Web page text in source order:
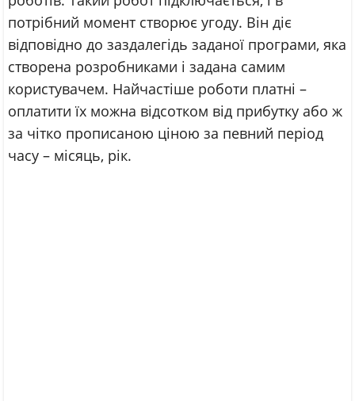
потрібний момент створює угоду. Він діє
відповідно до заздалегідь заданої програми, яка
створена розробниками і задана самим
користувачем. Найчастіше роботи платні –
оплатити їх можна відсотком від прибутку або ж
за чітко прописаною ціною за певний період
часу – місяць, рік.